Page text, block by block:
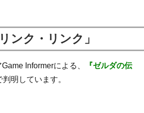
ンク・リンク」
Informerによる、
『ゼルダの伝
明しています。